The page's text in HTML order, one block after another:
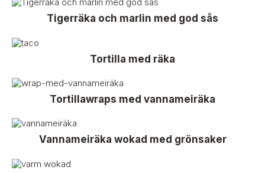
Tigerräka och marlin med god sås
Tortilla med räka
Tortillawraps med vannameiräka
Vannameiräka wokad med grönsaker